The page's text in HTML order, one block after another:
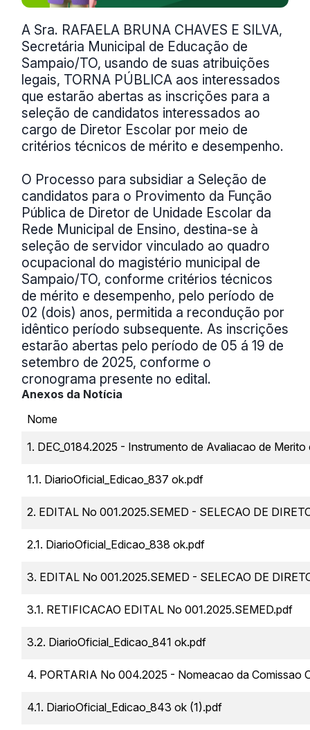
A Sra. RAFAELA BRUNA CHAVES E SILVA,
Secretária Municipal de Educação de
Sampaio/TO, usando de suas atribuições
legais, TORNA PÚBLICA aos interessados
que estarão abertas as inscrições para a
seleção de candidatos interessados ao
cargo de Diretor Escolar por meio de
critérios técnicos de mérito e desempenho.
O Processo para subsidiar a Seleção de
candidatos para o Provimento da Função
Pública de Diretor de Unidade Escolar da
Rede Municipal de Ensino, destina-se à
seleção de servidor vinculado ao quadro
ocupacional do magistério municipal de
Sampaio/TO, conforme critérios técnicos
de mérito e desempenho, pelo período de
02 (dois) anos, permitida a recondução por
idêntico período subsequente. As inscrições
estarão abertas pelo período de 05 á 19 de
setembro de 2025, conforme o
cronograma presente no edital.
Anexos da Notícia
Nome
1. DEC_0184.2025 - Instrumento de Avaliacao de
1.1. DiarioOficial_Edicao_837 ok.pdf
2. EDITAL No 001.2025.SEMED - SELECAO DE
2.1. DiarioOficial_Edicao_838 ok.pdf
3. EDITAL No 001.2025.SEMED - SELECAO DE
3.1. RETIFICACAO EDITAL No 001.2025.SEMED.pdf
3.2. DiarioOficial_Edicao_841 ok.pdf
4. PORTARIA No 004.2025 - Nomeacao da Comissao
4.1. DiarioOficial_Edicao_843 ok (1).pdf